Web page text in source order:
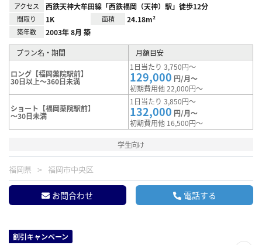
アクセス 西鉄天神大牟田線「西鉄福岡（天神）駅」徒歩12分
間取り 1K 面積 24.18m²
築年数 2003年 8月 築
プラン名・期間 月額目安
ロング【福岡薬院駅前】
30日以上～360日未満
1日当たり 3,750円～
129,000 円/月～
初期費用他 22,000円～
ショート【福岡薬院駅前】
～30日未満
1日当たり 3,850円～
132,000 円/月～
初期費用他 16,500円～
学生向け
福岡県 福岡市中央区
お問合わせ 電話する
割引キャンペーン